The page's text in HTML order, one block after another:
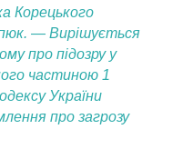
Корецького
— Вирішується
про підозру у
частиною 1
України
про загрозу